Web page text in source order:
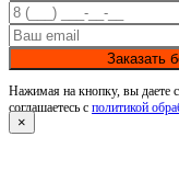
Заказать
Нажимая на кнопку, вы даете
соглашаетесь с политикой
×